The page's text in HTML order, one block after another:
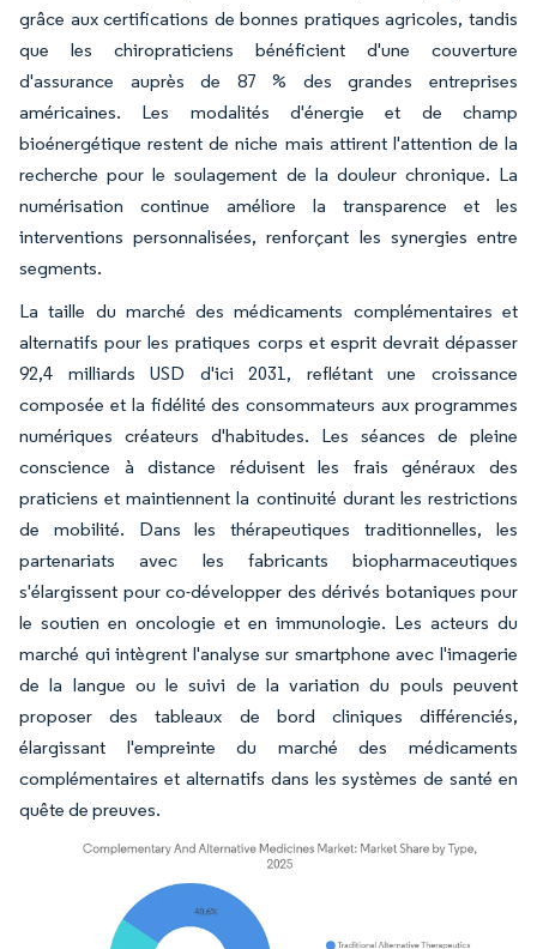
grâce aux certifications de bonnes pratiques agricoles, tandis
que les chiropraticiens bénéficient d'une couverture
d'assurance auprès de 87 % des grandes entreprises
américaines. Les modalités d'énergie et de champ
bioénergétique restent de niche mais attirent l'attention de la
recherche pour le soulagement de la douleur chronique. La
numérisation continue améliore la transparence et les
interventions personnalisées, renforçant les synergies entre
segments.
La taille du marché des médicaments complémentaires et
alternatifs pour les pratiques corps et esprit devrait dépasser
92,4 milliards USD d'ici 2031, reflétant une croissance
composée et la fidélité des consommateurs aux programmes
numériques créateurs d'habitudes. Les séances de pleine
conscience à distance réduisent les frais généraux des
praticiens et maintiennent la continuité durant les restrictions
de mobilité. Dans les thérapeutiques traditionnelles, les
partenariats avec les fabricants biopharmaceutiques
s'élargissent pour co-développer des dérivés botaniques pour
le soutien en oncologie et en immunologie. Les acteurs du
marché qui intègrent l'analyse sur smartphone avec l'imagerie
de la langue ou le suivi de la variation du pouls peuvent
proposer des tableaux de bord cliniques différenciés,
élargissant l'empreinte du marché des médicaments
complémentaires et alternatifs dans les systèmes de santé en
quête de preuves.